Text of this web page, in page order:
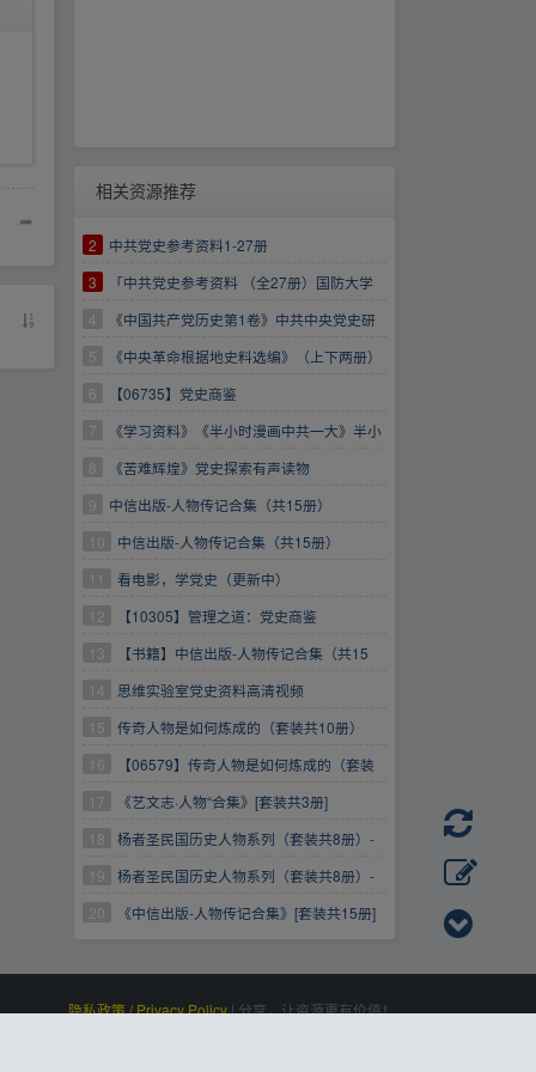
➦
相关资源推荐
2
中共党史参考资料1-27册
3
「中共党史参考资料 （全27册）国防大学
编」
4
《中国共产党历史第1卷》中共中央党史研
究室著
5
《中央革命根据地史料选编》（上下两册）
作者：中共江西省委党校党史教研室【PDF】
6
【06735】党史商鉴
7
《学习资料》《半小时漫画中共一大》半小
时漫画团【夸克】
8
《苦难辉煌》党史探索有声读物
9
中信出版-人物传记合集（共15册）
10
中信出版-人物传记合集（共15册）
11
看电影，学党史（更新中）
12
【10305】管理之道：党史商鉴
13
【书籍】中信出版-人物传记合集（共15
册）
14
思维实验室党史资料高清视频
15
传奇人物是如何炼成的（套装共10册）
16
【06579】传奇人物是如何炼成的（套装
共10册）
17
《艺文志·人物“合集》[套装共3册]
【6.7MB】
18
杨者圣民国历史人物系列（套装共8册）-
杨者圣
19
杨者圣民国历史人物系列（套装共8册）-
杨者圣
20
《中信出版-人物传记合集》[套装共15册]
隐私政策 / Privacy Policy|分享，让资源更有价值！